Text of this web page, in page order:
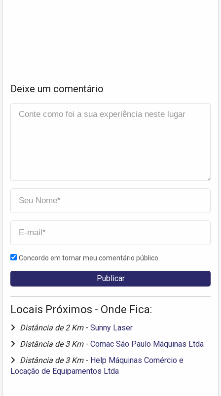
Deixe um comentário
Concordo em tornar meu comentário público
Locais Próximos - Onde Fica:
Distância de 2 Km - Sunny Laser
Distância de 3 Km - Comac São Paulo Máquinas Ltda
Distância de 3 Km - Help Máquinas Comércio e
Locação de Equipamentos Ltda